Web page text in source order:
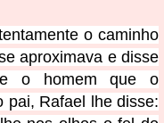
o caminho
aproximava e disse
o homem que o
pai, Rafael lhe disse: